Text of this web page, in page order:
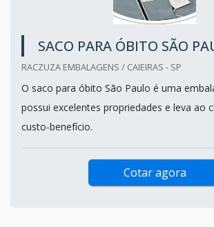
SACO PARA ÓBITO SÃO
RACZUZA EMBALAGENS / CAIEIRAS - SP
O saco para óbito São Paulo é uma
possui excelentes propriedades e leva ao
custo-benefício.
Cotar agora